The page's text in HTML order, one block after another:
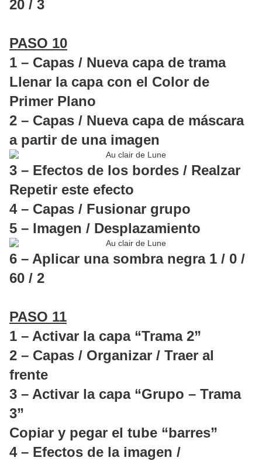
20 / 3
PASO 10
1 – Capas / Nueva capa de trama
Llenar la capa con el Color de
Primer Plano
2 – Capas / Nueva capa de máscara
a partir de una imagen
3 – Efectos de los bordes / Realzar
Repetir este efecto
4 – Capas / Fusionar grupo
5 – Imagen / Desplazamiento
6 – Aplicar una sombra negra 1 / 0 /
60 / 2
PASO 11
1 – Activar la capa “Trama 2”
2 – Capas / Organizar / Traer al
frente
3 – Activar la capa “Grupo – Trama
3”
Copiar y pegar el tube “barres”
4 – Efectos de la imagen /